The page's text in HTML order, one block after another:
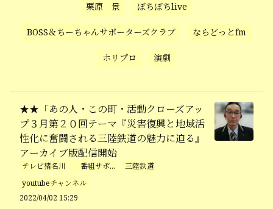
栗原 景 ぼちぼちlive
BOSS＆ちーちゃんサポーターズクラブ ならどっとfm
ホリプロ 演劇
★★「あの人・この町・活動クローズアッ
プ３月第２０回テーマ『災害復興と地域活
性化に奮闘される三陸鉄道の魅力に迫る』
アーカイブ版配信開始
テレビ猪名川 番組サポ...
三陸鉄道
youtubeチャンネル
2022/04/02 15:29